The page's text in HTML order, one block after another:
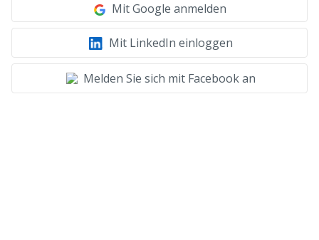
Mit Google anmelden
Mit LinkedIn einloggen
Melden Sie sich mit Facebook an